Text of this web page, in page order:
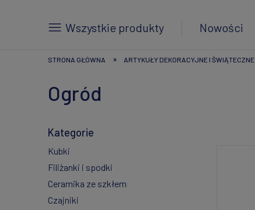
Wszystkie produkty Nowości
STRONA GŁÓWNA » ARTYKUŁY DEKORACYJNE I ŚWIĄTECZNE
Ogród
Kategorie
Kubki
Filiżanki i spodki
Ceramika ze szkłem
Czajniki